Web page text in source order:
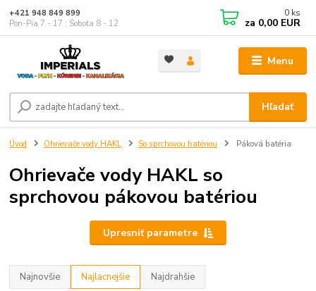
Menu
Hľadať
+421 948 849 899
Pon-Pia 7 - 17 ; Sobota 8 - 12
0 ks
za 0,00 EUR
Úvod Ohrievače vody HAKL So sprchovou batériou Páková batéria
Ohrievače vody HAKL so
sprchovou pákovou batériou
Upresniť parametre
Najnovšie Najlacnejšie Najdrahšie